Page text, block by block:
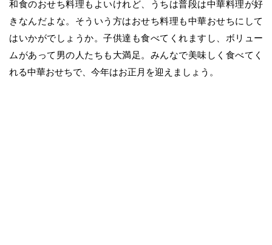
和食のおせち料理もよいけれど、うちは普段は中華料理が好
きなんだよな。そういう方はおせち料理も中華おせちにして
はいかがでしょうか。子供達も食べてくれますし、ボリュー
ムがあって男の人たちも大満足。みんなで美味しく食べてく
れる中華おせちで、今年はお正月を迎えましょう。